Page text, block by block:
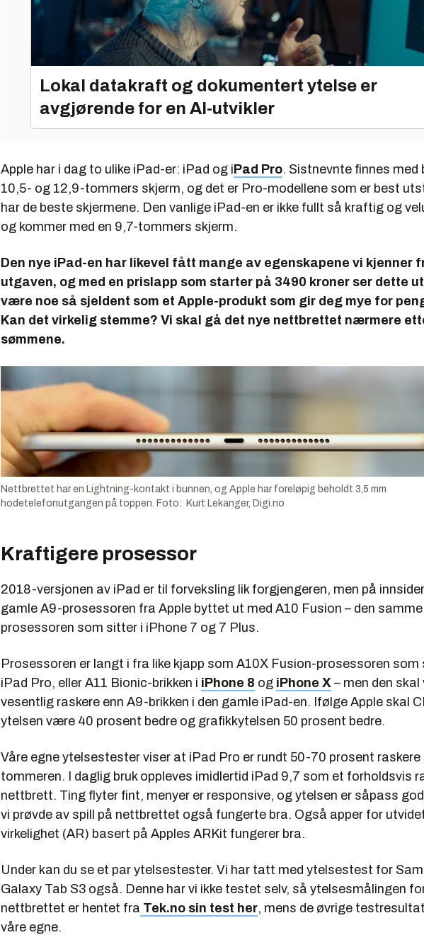
Lokal datakraft og dokumentert ytelse er
avgjørende for en AI-utvikler
Apple har i dag to ulike iPad-er: iPad og i Pad Pro. Sistnevnte finnes med
10,5- og 12,9-tommers skjerm, og det er Pro-modellene som er best
har de beste skjermene. Den vanlige iPad-en er ikke fullt så kraftig og
og kommer med en 9,7-tommers skjerm.
Den nye iPad-en har likevel fått mange av egenskapene vi kjenner
utgaven, og med en prislapp som starter på 3490 kroner ser dette
være noe så sjeldent som et Apple-produkt som gir deg mye for
Kan det virkelig stemme? Vi skal gå det nye nettbrettet nærmere
sømmene.
Nettbrettet har en Lightning-kontakt i bunnen, og Apple har foreløpig beholdt 3,5 mm
hodetelefonutgangen på toppen. Foto: Kurt Lekanger, Digi.no
Kraftigere prosessor
2018-versjonen av iPad er til forveksling lik forgjengeren, men på
gamle A9-prosessoren fra Apple byttet ut med A10 Fusion – den samme
prosessoren som sitter i iPhone 7 og 7 Plus.
Prosessoren er langt i fra like kjapp som A10X Fusion-prosessoren som
iPad Pro, eller A11 Bionic-brikken i iPhone 8 og iPhone X – men den
vesentlig raskere enn A9-brikken i den gamle iPad-en. Ifølge Apple skal
ytelsen være 40 prosent bedre og grafikkytelsen 50 prosent bedre.
Våre egne ytelsestester viser at iPad Pro er rundt 50-70 prosent raskere
tommeren. I daglig bruk oppleves imidlertid iPad 9,7 som et forholdsvis
nettbrett. Ting flyter fint, menyer er responsive, og ytelsen er såpass
vi prøvde av spill på nettbrettet også fungerte bra. Også apper for
virkelighet (AR) basert på Apples ARKit fungerer bra.
Under kan du se et par ytelsestester. Vi har tatt med ytelsestest for
Galaxy Tab S3 også. Denne har vi ikke testet selv, så ytelsesmålingen
nettbrettet er hentet fra Tek.no sin test her, mens de øvrige
våre egne.